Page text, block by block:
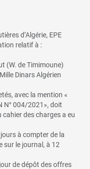
d’Algérie, EPE
relatif à :
(W. de Timimoune)
Dinars Algérien
avec la mention «
N° 004/2021», doit
cahier des charges a eu
à compter de la
sur le journal, à 12
de dépôt des offres